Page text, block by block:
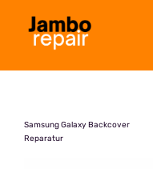
Inhalt
Samsung Galaxy Backcover
Reparatur